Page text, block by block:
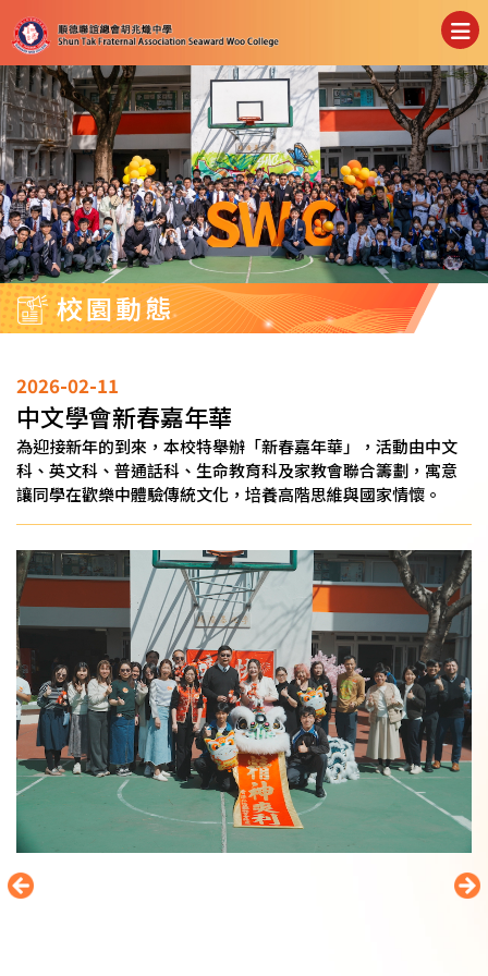
校園動態
2026-02-11
中文學會新春嘉年華
為迎接新年的到來，本校特舉辦「新春嘉年華」，活動由中文
科、英文科、普通話科、生命教育科及家教會聯合籌劃，寓意
讓同學在歡樂中體驗傳統文化，培養高階思維與國家情懷。